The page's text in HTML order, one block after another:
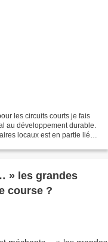
les circuits courts je fais
au développement durable.
locaux est en partie lié à
» les grandes
course ?